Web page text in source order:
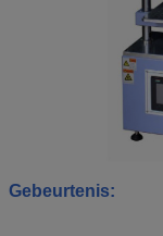
Gebeurtenis: